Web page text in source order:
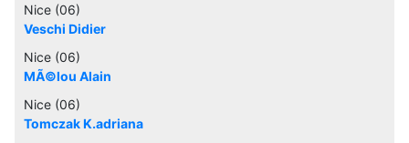
Nice (06)
Veschi Didier
Nice (06)
MÃ©lou Alain
Nice (06)
Tomczak K.adriana